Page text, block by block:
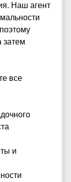
Наш агент
затем
все
и